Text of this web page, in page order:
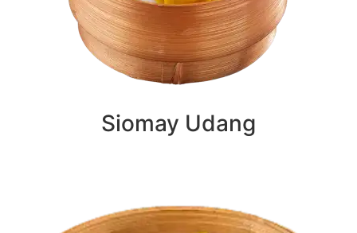
Siomay Udang